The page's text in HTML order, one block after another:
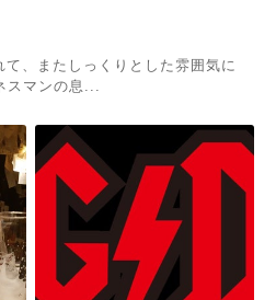
、またしっくりとした雰囲気に
スマンの息...